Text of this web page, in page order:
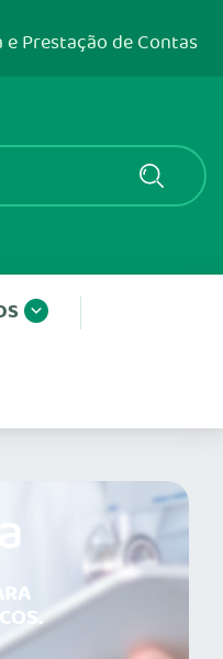
e Prestação de Contas